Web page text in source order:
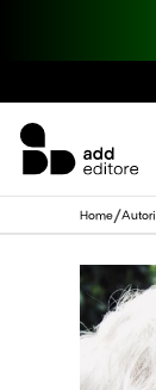
Home/Autori